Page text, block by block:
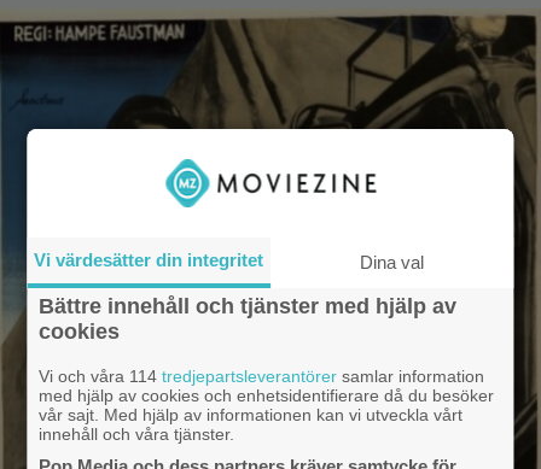
Vi värdesätter din integritet Dina val
Bättre innehåll och tjänster med hjälp av
cookies
Vi och våra 114tredjepartsleverantörer samlar information
med hjälp av cookies och enhetsidentifierare då du besöker
vår sajt. Med hjälp av informationen kan vi utveckla vårt
innehåll och våra tjänster.